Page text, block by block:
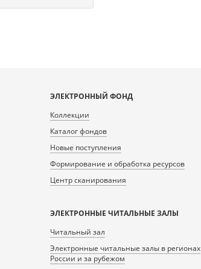
ЭЛЕКТРОННЫЙ ФОНД
Коллекции
Каталог фондов
Новые поступления
Формирование и обработка ресурсов
Центр сканирования
ЭЛЕКТРОННЫЕ ЧИТАЛЬНЫЕ ЗАЛЫ
Читальный зал
Электронные читальные залы в регионах
России и за рубежом